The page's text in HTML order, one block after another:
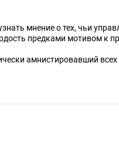
мнение о тех, чьи
предками мотивом к
амнистировавший всех